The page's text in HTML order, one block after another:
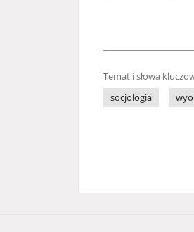
Temat i słowa
socjologia